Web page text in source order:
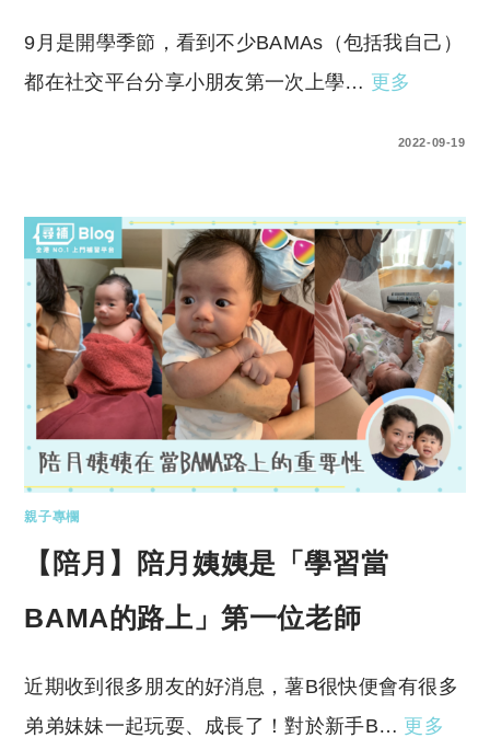
9月是開學季節，看到不少BAMAs（包括我自己）
都在社交平台分享小朋友第一次上學… 更多
2022-09-19
親子專欄
【陪月】陪月姨姨是「學習當
BAMA的路上」第一位老師
近期收到很多朋友的好消息，薯B很快便會有很多
弟弟妹妹一起玩耍、成長了！對於新手B… 更多